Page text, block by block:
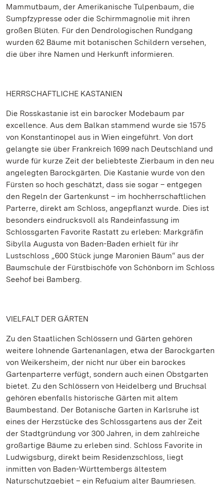
Mammutbaum, der Amerikanische Tulpenbaum, die
Sumpfzypresse oder die Schirmmagnolie mit ihren
großen Blüten. Für den Dendrologischen Rundgang
wurden 62 Bäume mit botanischen Schildern versehen,
die über ihre Namen und Herkunft informieren.
HERRSCHAFTLICHE KASTANIEN
Die Rosskastanie ist ein barocker Modebaum par
excellence. Aus dem Balkan stammend wurde sie 1575
von Konstantinopel aus in Wien eingeführt. Von dort
gelangte sie über Frankreich 1699 nach Deutschland und
wurde für kurze Zeit der beliebteste Zierbaum in den neu
angelegten Barockgärten. Die Kastanie wurde von den
Fürsten so hoch geschätzt, dass sie sogar – entgegen
den Regeln der Gartenkunst – im hochherrschaftlichen
Parterre, direkt am Schloss, angepflanzt wurde. Dies ist
besonders eindrucksvoll als Randeinfassung im
Schlossgarten Favorite Rastatt zu erleben: Markgräfin
Sibylla Augusta von Baden-Baden erhielt für ihr
Lustschloss „600 Stück junge Maronien Bäum“ aus der
Baumschule der Fürstbischöfe von Schönborn im Schloss
Seehof bei Bamberg.
VIELFALT DER GÄRTEN
Zu den Staatlichen Schlössern und Gärten gehören
weitere lohnende Gartenanlagen, etwa der Barockgarten
von Weikersheim, der nicht nur über ein barockes
Gartenparterre verfügt, sondern auch einen Obstgarten
bietet. Zu den Schlössern von Heidelberg und Bruchsal
gehören ebenfalls historische Gärten mit altem
Baumbestand. Der Botanische Garten in Karlsruhe ist
eines der Herzstücke des Schlossgartens aus der Zeit
der Stadtgründung vor 300 Jahren, in dem zahlreiche
großartige Bäume zu erleben sind. Schloss Favorite in
Ludwigsburg, direkt beim Residenzschloss, liegt
inmitten von Baden-Württembergs ältestem
Naturschutzgebiet – ein Refugium alter Baumriesen.